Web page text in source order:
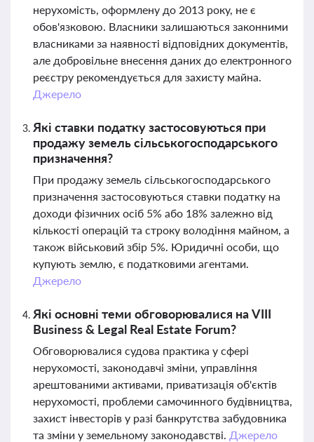
нерухомість, оформлену до 2013 року, не є
обов'язковою. Власники залишаються законними
власниками за наявності відповідних документів,
але добровільне внесення даних до електронного
реєстру рекомендується для захисту майна.
Джерело
Які ставки податку застосовуються при
продажу земель сільськогосподарського
призначення?
При продажу земель сільськогосподарського
призначення застосовуються ставки податку на
доходи фізичних осіб 5% або 18% залежно від
кількості операцій та строку володіння майном, а
також військовий збір 5%. Юридичні особи, що
купують землю, є податковими агентами.
Джерело
Які основні теми обговорювалися на VIII
Business & Legal Real Estate Forum?
Обговорювалися судова практика у сфері
нерухомості, законодавчі зміни, управління
арештованими активами, приватизація об'єктів
нерухомості, проблеми самочинного будівництва,
захист інвесторів у разі банкрутства забудовника
та зміни у земельному законодавстві. Джерело